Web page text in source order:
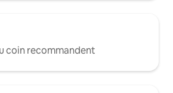
coin recommandent